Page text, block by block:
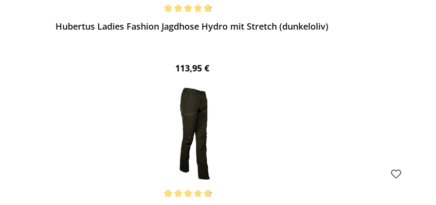
Hubertus Ladies Fashion Jagdhose Hydro mit Stretch (dunkeloliv)
Regulärer Preis:
113,95 €